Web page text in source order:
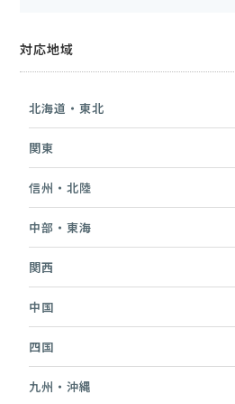
対応地域
北海道・東北
関東
信州・北陸
中部・東海
関西
中国
四国
九州・沖縄